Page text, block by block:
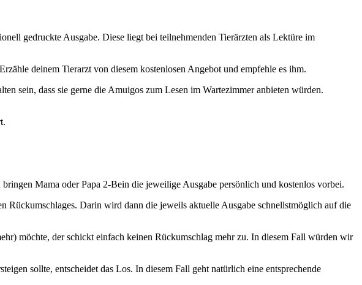
gedruckte Ausgabe. Diese liegt bei teilnehmenden Tierärzten als Lektüre im
deinem Tierarzt von diesem kostenlosen Angebot und empfehle es ihm.
sein, dass sie gerne die Amuigos zum Lesen im Wartezimmer anbieten würden.
Mama oder Papa 2-Bein die jeweilige Ausgabe persönlich und kostenlos vorbei.
Rückumschlages. Darin wird dann die jeweils aktuelle Ausgabe schnellstmöglich auf die
möchte, der schickt einfach keinen Rückumschlag mehr zu. In diesem Fall würden wir
sollte, entscheidet das Los. In diesem Fall geht natürlich eine entsprechende